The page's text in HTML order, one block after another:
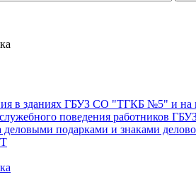
в зданиях ГБУЗ СО "ТГКБ №5" и на
поведения работников
деловыми подарками и знаками